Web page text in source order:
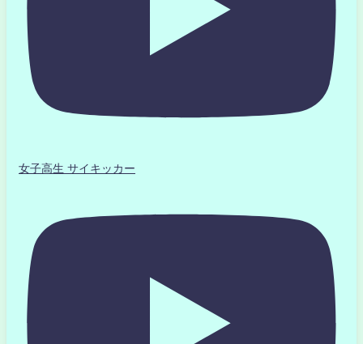
女子高生 サイキッカー